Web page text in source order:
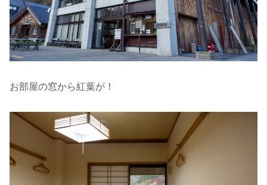
お部屋の窓から紅葉が！